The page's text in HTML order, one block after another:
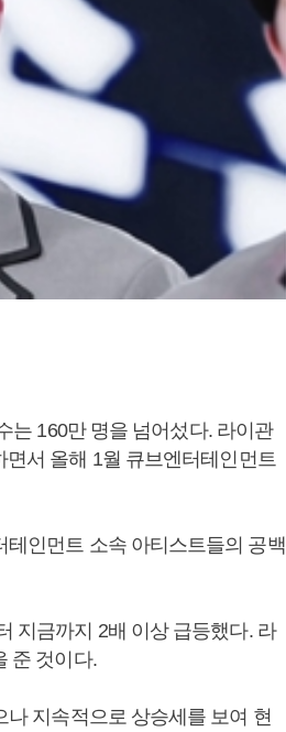
는 160만 명을 넘어섰다. 라이관
서 올해 1월 큐브엔터테인먼트
인먼트 소속 아티스트들의 공백
지금까지 2배 이상 급등했다. 라
준 것이다.
지속적으로 상승세를 보여 현